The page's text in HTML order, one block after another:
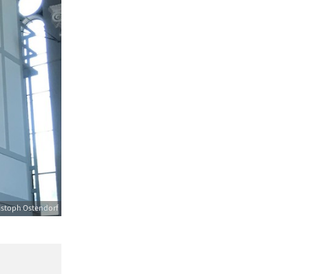
Ostendorf